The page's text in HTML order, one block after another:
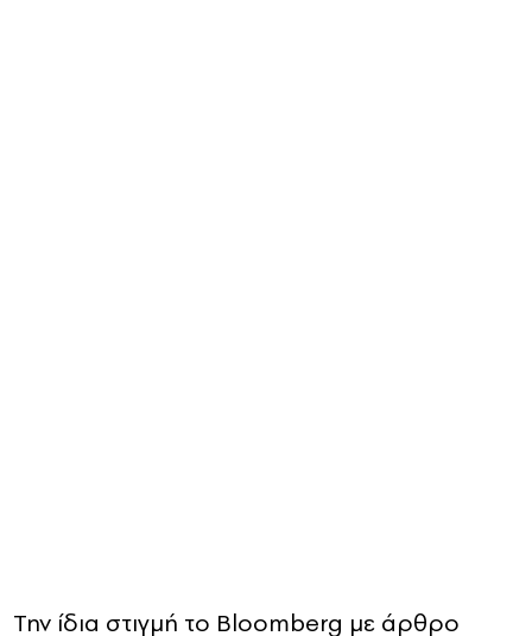
Την ίδια στιγμή το Bloomberg με άρθρο